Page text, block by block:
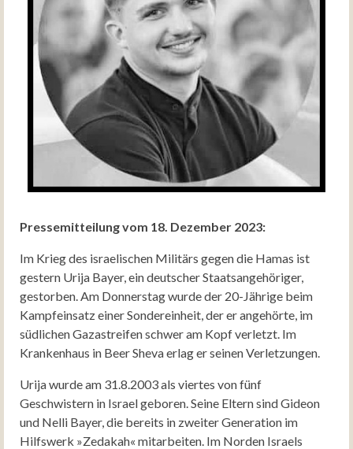
Pressemitteilung vom 18. Dezember 2023:
Im Krieg des israelischen Militärs gegen die Hamas ist
gestern Urija Bayer, ein deutscher Staatsangehöriger,
gestorben. Am Donnerstag wurde der 20-Jährige beim
Kampfeinsatz einer Sondereinheit, der er angehörte, im
südlichen Gazastreifen schwer am Kopf verletzt. Im
Krankenhaus in Beer Sheva erlag er seinen Verletzungen.
Urija wurde am 31.8.2003 als viertes von fünf
Geschwistern in Israel geboren. Seine Eltern sind Gideon
und Nelli Bayer, die bereits in zweiter Generation im
Hilfswerk »Zedakah« mitarbeiten. Im Norden Israels